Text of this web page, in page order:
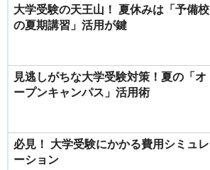
大学受験の天王山！ 夏休みは「予備校
の夏期講習」活用が鍵
見逃しがちな大学受験対策！夏の「オ
ープンキャンパス」活用術
必見！ 大学受験にかかる費用シミュレ
ーション